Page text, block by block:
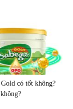
Gold có tốt không?